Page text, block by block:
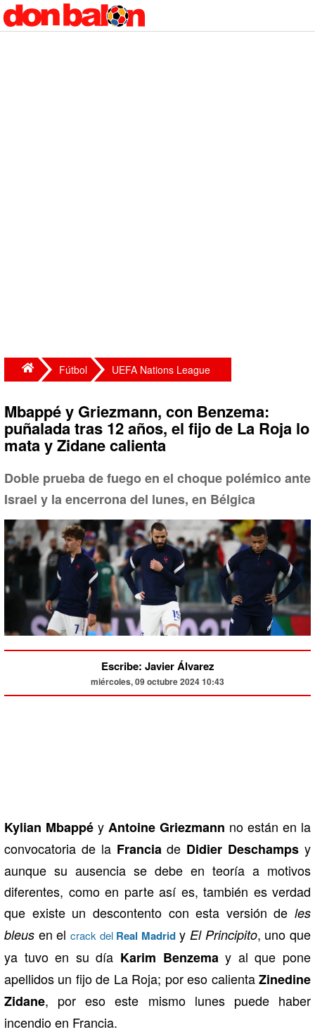
Fútbol UEFA Nations League
Mbappé y Griezmann, con Benzema:
puñalada tras 12 años, el fijo de La Roja lo
mata y Zidane calienta
Doble prueba de fuego en el choque polémico ante
Israel y la encerrona del lunes, en Bélgica
Escribe: Javier Álvarez
miércoles, 09 octubre 2024 10:43
Kylian Mbappé y Antoine Griezmann no están en la
convocatoria de la Franciade Didier Deschampsy
aunque su ausencia se debe en teoría a motivos
diferentes, como en parte así es, también es verdad
que existe un descontento con esta versión de les
bleus en el crack del Real Madridy El Principito, uno que
ya tuvo en su día Karim Benzemay al que pone
apellidos un fijo de La Roja; por eso calientaZinedine
Zidane, por eso este mismo lunes puede haber
incendio en Francia.